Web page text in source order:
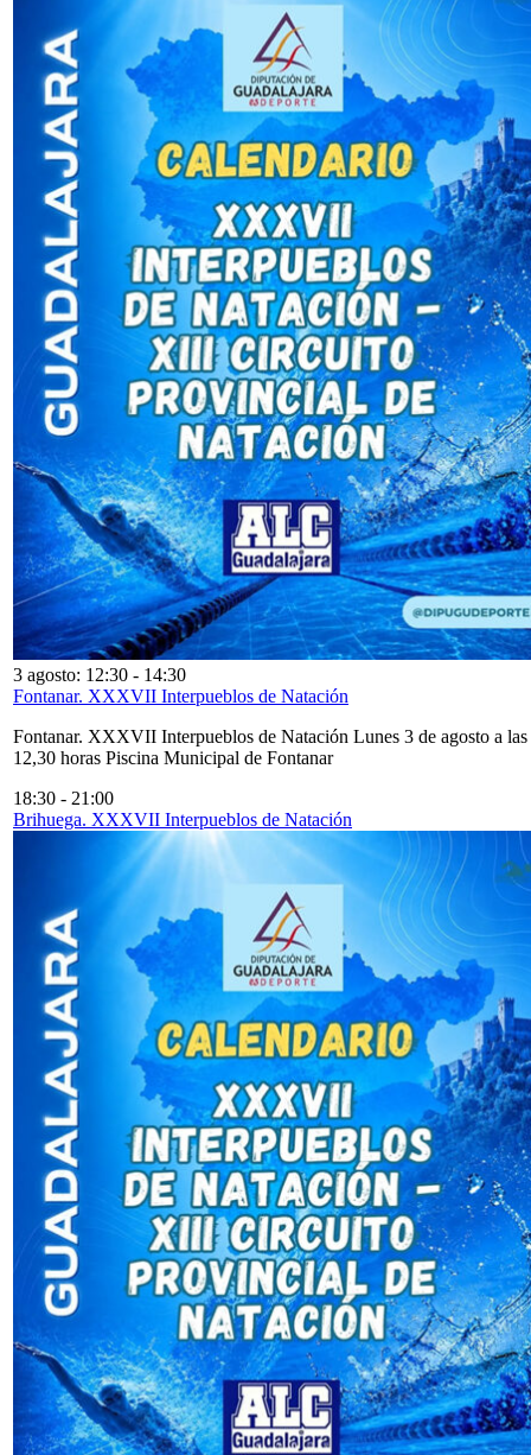
3 agosto: 12:30 - 14:30
Fontanar. XXXVII Interpueblos de Natación
Fontanar. XXXVII Interpueblos de Natación Lunes 3 de agosto a las
12,30 horas Piscina Municipal de Fontanar
18:30 - 21:00
Brihuega. XXXVII Interpueblos de Natación